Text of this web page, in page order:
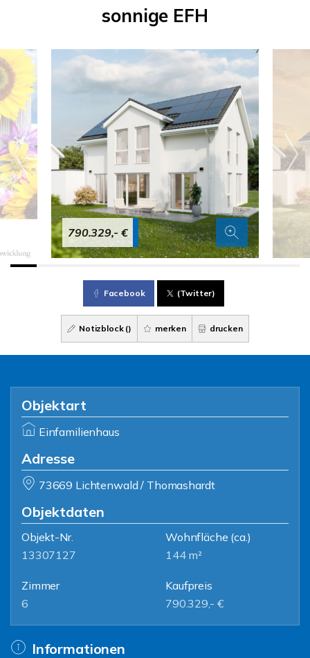
sonnige EFH
790.329,- €
Facebook (Twitter)
Notizblock () merken drucken
Objektart
Einfamilienhaus
Adresse
73669 Lichtenwald / Thomashardt
Objektdaten
Objekt-Nr.
13307127
Wohnfläche (ca.)
144 m²
Zimmer
6
Kaufpreis
790.329,- €
Informationen